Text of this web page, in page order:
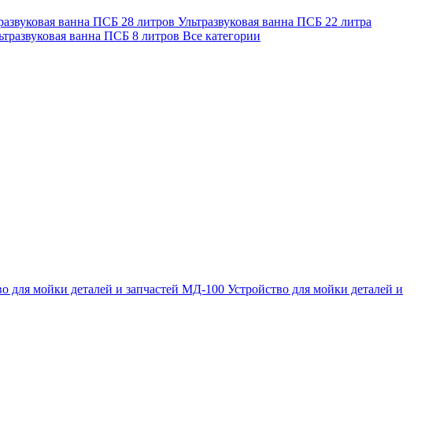
ванна ПСБ 28 литров Ультразвуковая ванна ПСБ 22 литра
ванна ПСБ 8 литров Все категории
для мойки деталей и запчастей МД-100 Устройство для мойки деталей и